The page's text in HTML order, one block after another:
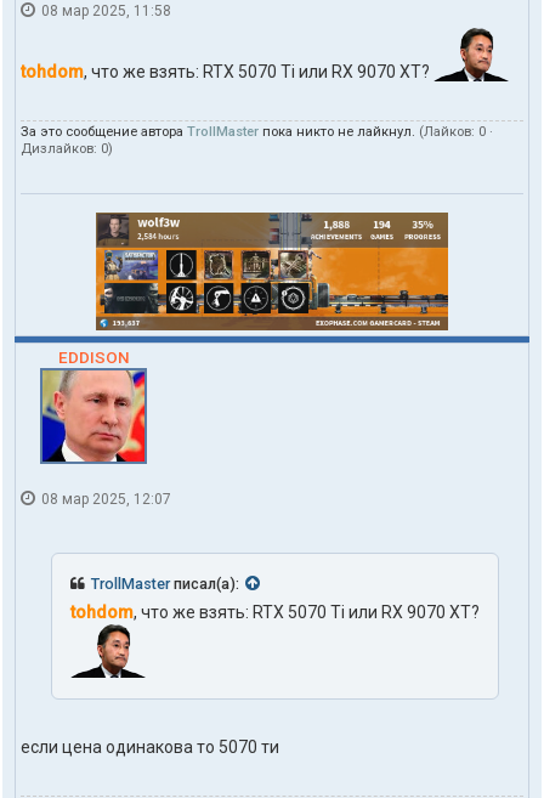
t
d
08 мар 2025, 11:58
tohdom, что же взять: RTX 5070 Ti или RX 9070 XT?
За это сообщение автора TrollMaster пока никто не лайкнул. (Лайков: 0 ·
Дизлайков: 0)
EDDISON
08 мар 2025, 12:07
TrollMasterписал(а):
tohdom, что же взять: RTX 5070 Ti или RX 9070 XT?
если цена одинакова то 5070 ти